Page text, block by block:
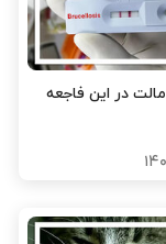
در این فاجعه